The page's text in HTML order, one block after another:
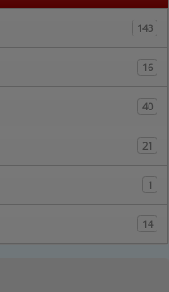
143
16
40
21
1
14